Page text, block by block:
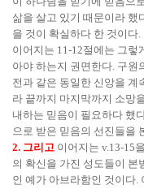
삶을 살고 있기 때문이라 했
을 것이 확실하다 한 것이다.
이어지는 11-12절에는 그렇
아야 하는지 권면한다. 구원
전과 같은 동일한 신앙을 계
라 끝까지 마지막까지 소망
내하는 믿음이 필요하다 했
으로 받은 믿음의 선진들을
2. 그리고 이어지는 v.13-15
의 확신을 가진 성도들이 본
인 예가 아브라함인 것이다.